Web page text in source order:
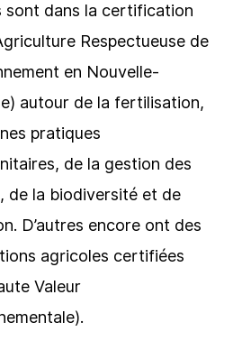
sont dans la certification
Respectueuse de
en Nouvelle-
autour de la fertilisation,
pratiques
de la gestion des
de la biodiversité et de
D’autres encore ont des
agricoles certifiées
Valeur